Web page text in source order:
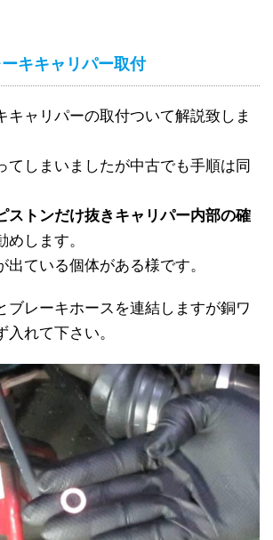
キキャリパー取付
キャリパーの取付ついて解説致しま
てしまいましたが中古でも手順は同
ストンだけ抜きキャリパー内部の確
します。
出ている個体がある様です。
ブレーキホースを連結しますが銅ワ
入れて下さい。